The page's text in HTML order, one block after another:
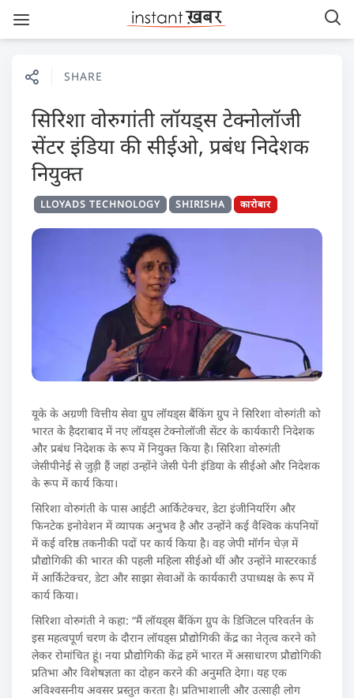
SHARE
सिरिशा वोरुगांती लॉयड्स टेक्नोलॉजी
सेंटर इंडिया की सीईओ, प्रबंध निदेशक
नियुक्त
LLOYADS TECHNOLOGY SHIRISHA कारोबार
यूके के अग्रणी वित्तीय सेवा ग्रुप लॉयड्स बैंकिंग ग्रुप ने सिरिशा वोरुगंती को
भारत के हैदराबाद में नए लॉयड्स टेक्नोलॉजी सेंटर के कार्यकारी निदेशक
और प्रबंध निदेशक के रूप में नियुक्त किया है। सिरिशा वोरुगंती
जेसीपीनेई से जुड़ी हैं जहां उन्होंने जेसी पेनी इंडिया के सीईओ और निदेशक
के रूप में कार्य किया।
सिरिशा वोरुगंती के पास आईटी आर्किटेक्चर, डेटा इंजीनियरिंग और
फिनटेक इनोवेशन में व्यापक अनुभव है और उन्होंने कई वैश्विक कंपनियों
में कई वरिष्ठ तकनीकी पदों पर कार्य किया है। वह जेपी मॉर्गन चेज़ में
प्रौद्योगिकी की भारत की पहली महिला सीईओ थीं और उन्होंने मास्टरकार्ड
में आर्किटेक्चर, डेटा और साझा सेवाओं के कार्यकारी उपाध्यक्ष के रूप में
कार्य किया।
सिरिशा वोरुगंती ने कहा: “मैं लॉयड्स बैंकिंग ग्रुप के डिजिटल परिवर्तन के
इस महत्वपूर्ण चरण के दौरान लॉयड्स प्रौद्योगिकी केंद्र का नेतृत्व करने को
लेकर रोमांचित हूं। नया प्रौद्योगिकी केंद्र हमें भारत में असाधारण प्रौद्योगिकी
प्रतिभा और विशेषज्ञता का दोहन करने की अनुमति देगा। यह एक
अविश्वसनीय अवसर प्रस्तुत करता है। प्रतिभाशाली और उत्साही लोग